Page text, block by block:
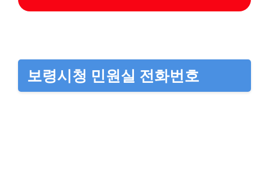
보령시청 민원실 전화번호